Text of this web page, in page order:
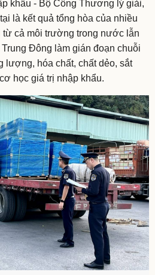
khẩu - Bộ Công Thương lý giải,
là kết quả tổng hòa của nhiều
từ cả môi trường trong nước lẫn
Đông làm gián đoạn chuỗi
lượng, hóa chất, chất dẻo, sắt
học giá trị nhập khẩu.